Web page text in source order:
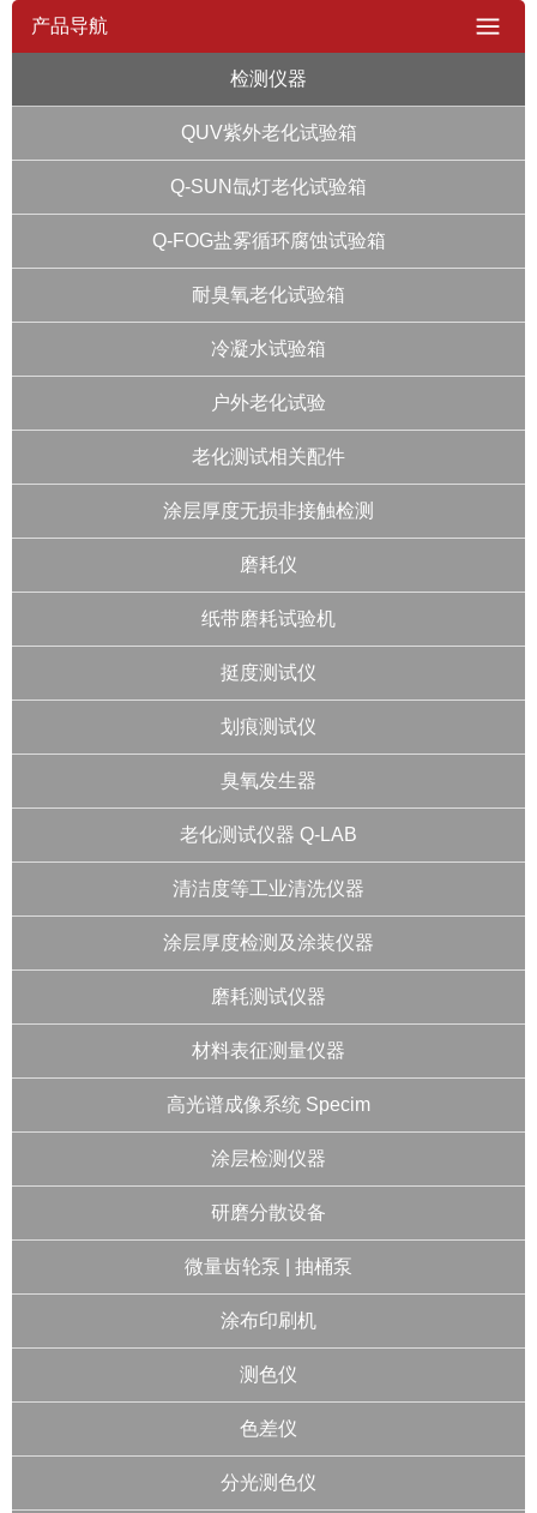
产品导航
检测仪器
QUV紫外老化试验箱
Q-SUN氙灯老化试验箱
Q-FOG盐雾循环腐蚀试验箱
耐臭氧老化试验箱
冷凝水试验箱
户外老化试验
老化测试相关配件
涂层厚度无损非接触检测
磨耗仪
纸带磨耗试验机
挺度测试仪
划痕测试仪
臭氧发生器
老化测试仪器 Q-LAB
清洁度等工业清洗仪器
涂层厚度检测及涂装仪器
磨耗测试仪器
材料表征测量仪器
高光谱成像系统 Specim
涂层检测仪器
研磨分散设备
微量齿轮泵 | 抽桶泵
涂布印刷机
测色仪
色差仪
分光测色仪